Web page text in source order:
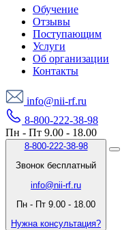
Обучение
Отзывы
Поступающим
Услуги
Об организации
Контакты
info@nii-rf.ru
8-800-222-38-98
Пн - Пт 9.00 - 18.00
8-800-222-38-98
Звонок бесплатный
info@nii-rf.ru
Пн - Пт 9.00 - 18.00
Нужна консультация?